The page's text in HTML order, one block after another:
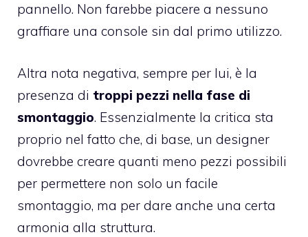
pannello. Non farebbe piacere a nessuno
graffiare una console sin dal primo utilizzo.
Altra nota negativa, sempre per lui, è la
presenza di troppi pezzi nella fase di
smontaggio. Essenzialmente la critica sta
proprio nel fatto che, di base, un designer
dovrebbe creare quanti meno pezzi possibili
per permettere non solo un facile
smontaggio, ma per dare anche una certa
armonia alla struttura.